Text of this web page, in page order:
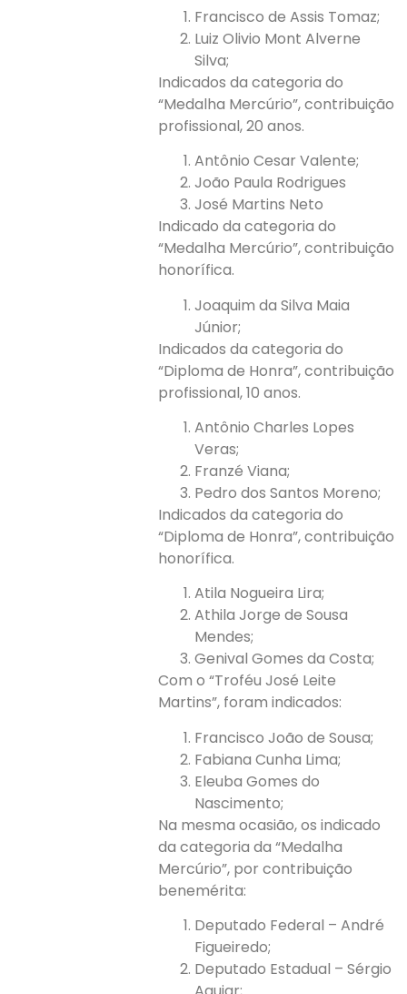
Francisco de Assis Tomaz;
Luiz Olivio Mont Alverne
Silva;
Indicados da categoria do
“Medalha Mercúrio”, contribuição
profissional, 20 anos.
Antônio Cesar Valente;
João Paula Rodrigues
José Martins Neto
Indicado da categoria do
“Medalha Mercúrio”, contribuição
honorífica.
Joaquim da Silva Maia
Júnior;
Indicados da categoria do
“Diploma de Honra”, contribuição
profissional, 10 anos.
Antônio Charles Lopes
Veras;
Franzé Viana;
Pedro dos Santos Moreno;
Indicados da categoria do
“Diploma de Honra”, contribuição
honorífica.
Atila Nogueira Lira;
Athila Jorge de Sousa
Mendes;
Genival Gomes da Costa;
Com o “Troféu José Leite
Martins”, foram indicados:
Francisco João de Sousa;
Fabiana Cunha Lima;
Eleuba Gomes do
Nascimento;
Na mesma ocasião, os indicado
da categoria da “Medalha
Mercúrio”, por contribuição
benemérita:
Deputado Federal – André
Figueiredo;
Deputado Estadual – Sérgio